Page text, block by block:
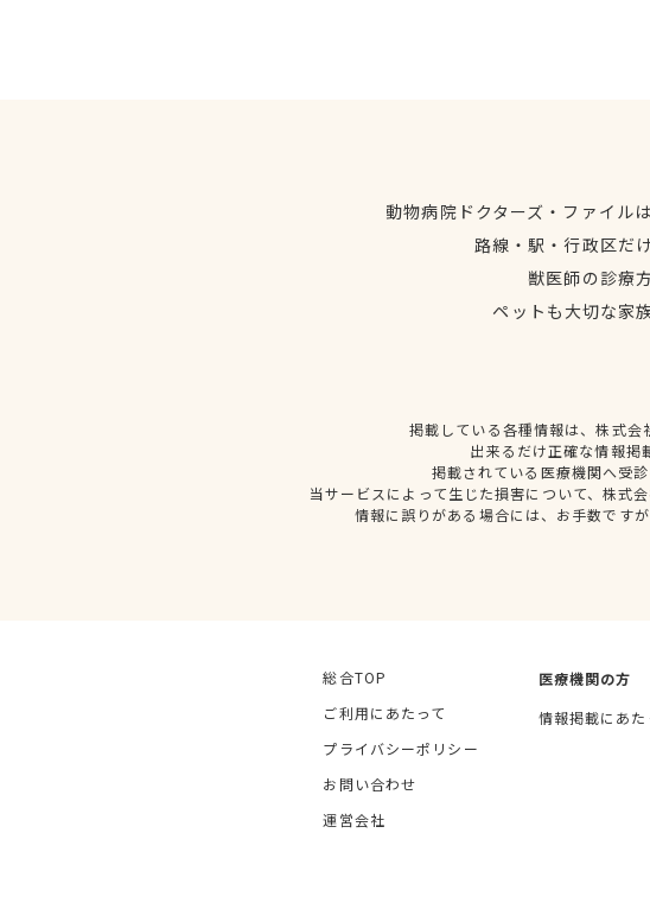
動物病院ドクターズ・ファイル
路線・駅・行政区だ
獣医師の診療
ペットも大切な家
掲載している各種情報は、株式
出来るだけ正確な情報掲
掲載されている医療機関へ受
当サービスによって生じた損害について、株式
情報に誤りがある場合には、お手数です
総合TOP
ご利用にあたって
プライバシーポリシー
お問い合わせ
運営会社
医療機関の方
情報掲載にあた